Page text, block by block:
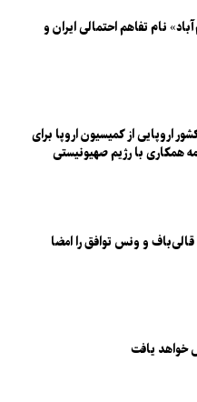
نام تفاهم احتمالی ایران و
اروپایی از کمیسیون اروپا برای
همکاری با رژیم صهیونیستی
قالی‌باف و ونس توافق را امضا
خواهد یافت